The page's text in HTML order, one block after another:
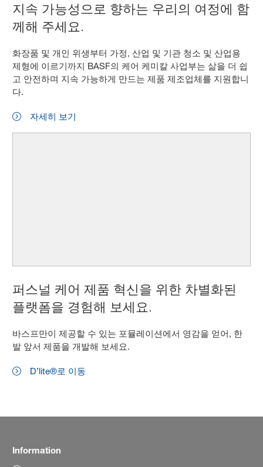
지속 가능성으로 향하는 우리의 여정에 함
께해 주세요.
화장품 및 개인 위생부터 가정, 산업 및 기관 청소 및 산업용
제형에 이르기까지 BASF의 케어 케미칼 사업부는 삶을 더 쉽
고 안전하며 지속 가능하게 만드는 제품 제조업체를 지원합니
다.
자세히 보기
퍼스널 케어 제품 혁신을 위한 차별화된
플랫폼을 경험해 보세요.
바스프만이 제공할 수 있는 포뮬레이션에서 영감을 얻어, 한
발 앞서 제품을 개발해 보세요.
D’lite®로 이동
Information